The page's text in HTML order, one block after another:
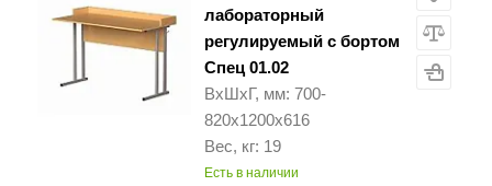
лабораторный
регулируемый с бортом
Спец 01.02
ВхШхГ, мм: 700-
820х1200х616
Вес, кг: 19
Есть в наличии